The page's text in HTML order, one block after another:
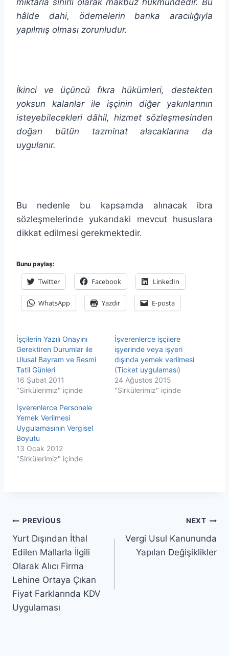
hâlde dahi, ödemelerin banka aracılığıyla
yapılmış olması zorunludur.
İkinci ve üçüncü fıkra hükümleri, destekten
yoksun kalanlar ile işçinin diğer yakınlarının
isteyebilecekleri dâhil, hizmet sözleşmesinden
doğan bütün tazminat alacaklarına da
uygulanır.
Bu nedenle bu kapsamda alınacak ibra
sözleşmelerinde yukarıdaki mevcut hususlara
dikkat edilmesi gerekmektedir.
Bunu paylaş:
Twitter Facebook LinkedIn
WhatsApp Yazdır E-posta
İşçilerin Yazılı Onayını
Gerektiren Durumlar ile
Ulusal Bayram ve Resmi
Tatil Günleri
16 Şubat 2011
"Sirkülerimiz" içinde
İşverenlerce işçilere
işyerinde veya işyeri
dışında yemek verilmesi
(Ticket uygulaması)
24 Ağustos 2015
"Sirkülerimiz" içinde
İşverenlerce Personele
Yemek Verilmesi
Uygulamasının Vergisel
Boyutu
13 Ocak 2012
"Sirkülerimiz" içinde
Yazı
gezinmesi
PREVIOUS
Yurt Dışından İthal
Edilen Mallarla İlgili
Olarak Alıcı Firma
Lehine Ortaya Çıkan
Fiyat Farklarında KDV
Uygulaması
NEXT
Vergi Usul Kanununda
Yapılan Değişiklikler